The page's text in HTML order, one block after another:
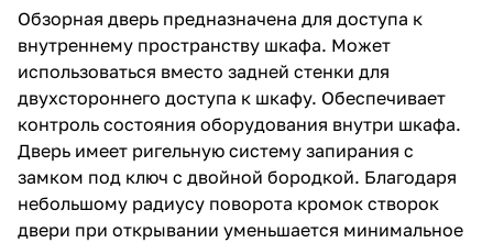
Обзорная дверь предназначена для доступа к
внутреннему пространству шкафа. Может
использоваться вместо задней стенки для
двухстороннего доступа к шкафу. Обеспечивает
контроль состояния оборудования внутри шкафа.
Дверь имеет ригельную систему запирания с
замком под ключ с двойной бородкой. Благодаря
небольшому радиусу поворота кромок створок
двери при открывании уменьшается минимальное